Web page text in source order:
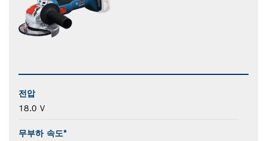
전압
18.0 V
무부하 속도*